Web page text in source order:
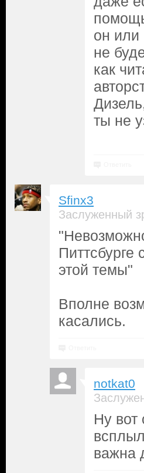
он или
не
как
ты не
Sfinx3
Заслуженный
Питтсбурге
этой темы"
Вполне
касались.
notkat0
Ну вот
важна